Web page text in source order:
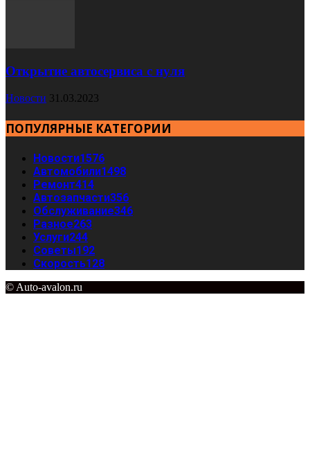
Открытие автосервиса с нуля
Новости 31.03.2023
ПОПУЛЯРНЫЕ КАТЕГОРИИ
Новости1576
Автомобили1498
Ремонт414
Автозапчасти356
Обслуживание346
Разное263
Услуги244
Советы192
Скорость128
© Auto-avalon.ru